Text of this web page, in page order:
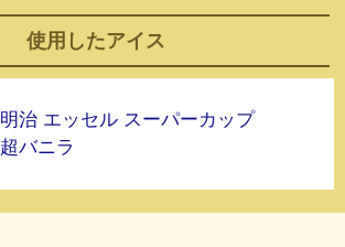
使用したアイス
明治 エッセル スーパーカップ
超バニラ